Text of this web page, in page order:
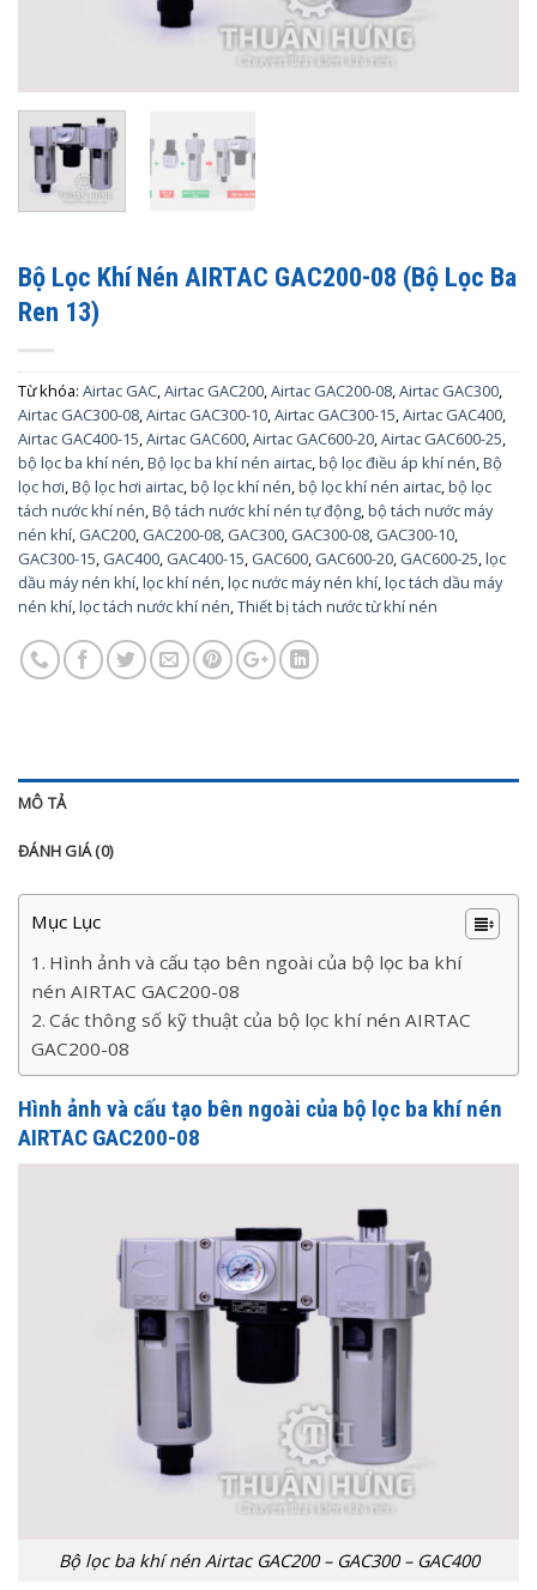
Bộ Lọc Khí Nén AIRTAC GAC200-08 (Bộ Lọc Ba
Ren 13)
Từ khóa: Airtac GAC,Airtac GAC200,Airtac GAC200-08,Airtac GAC300,
Airtac GAC300-08,Airtac GAC300-10,Airtac GAC300-15,Airtac GAC400,
Airtac GAC400-15,Airtac GAC600,Airtac GAC600-20,Airtac GAC600-25,
bộ lọc ba khí nén,Bộ lọc ba khí nén airtac,bộ lọc điều áp khí nén,Bộ
lọc hơi,Bộ lọc hơi airtac,bộ lọc khí nén,bộ lọc khí nén airtac,bộ lọc
tách nước khí nén,Bộ tách nước khí nén tự động,bộ tách nước máy
nén khí, GAC200, GAC200-08, GAC300, GAC300-08, GAC300-10,
GAC300-15, GAC400, GAC400-15, GAC600, GAC600-20, GAC600-25,lọc
dầu máy nén khí,lọc khí nén,lọc nước máy nén khí,lọc tách dầu máy
nén khí,lọc tách nước khí nén,Thiết bị tách nước từ khí nén
MÔ TẢ
ĐÁNH GIÁ (0)
Mục Lục
Hình ảnh và cấu tạo bên ngoài của bộ lọc ba khí
nén AIRTAC GAC200-08
Các thông số kỹ thuật của bộ lọc khí nén AIRTAC
GAC200-08
Hình ảnh và cấu tạo bên ngoài của bộ lọc ba khí nén
AIRTAC GAC200-08
Bộ lọc ba khí nén Airtac GAC200 – GAC300 – GAC400